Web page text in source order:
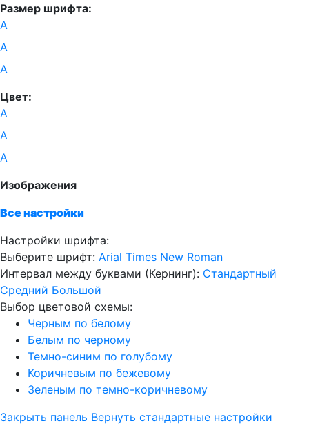
Размер шрифта:
А
А
А
Цвет:
А
А
А
Изображения
Все настройки
Настройки шрифта:
Выберите шрифт: Arial Times New Roman
Интервал между буквами (Кернинг): Стандартный
Средний Большой
Выбор цветовой схемы:
Черным по белому
Белым по черному
Темно-синим по голубому
Коричневым по бежевому
Зеленым по темно-коричневому
Закрыть панель Вернуть стандартные настройки